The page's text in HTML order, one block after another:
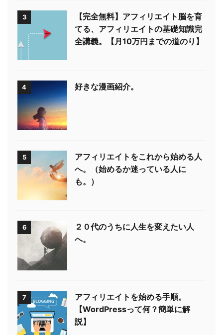
3
【完全無料】アフィリエイト脳を育
てる、アフィリエイトの基礎知識完
全講義。【月10万円までの道のり】
4 好きな漫画紹介。
5
アフィリエイトをこれから始める人
へ。（始めるか迷っている人に
も。）
6
２０代のうちに人生を変えたい人
へ。
7
アフィリエイトを始める手順。
【WordPressって何？簡単に解
説】